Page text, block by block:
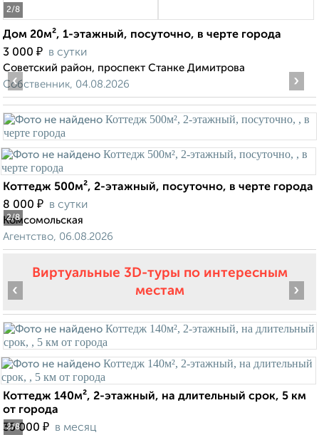
2/8
Дом 20м², 1-этажный, посуточно, в черте города
3 000 ₽ в сутки
Советский район, проспект Станке Димитрова
Собственник, 04.08.2026
2/8
‹ ›
Коттедж 500м², 2-этажный, посуточно, в черте города
8 000 ₽ в сутки
Комсомольская
Агентство, 06.08.2026
Виртуальные 3D-туры по интересным
местам
2/8
‹ ›
Коттедж 140м², 2-этажный, на длительный срок, 5 км
от города
35 000 ₽ в месяц